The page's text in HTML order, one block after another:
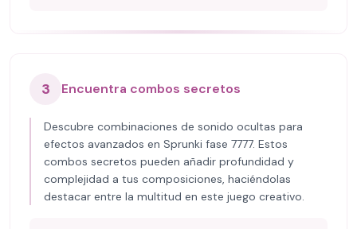
3 Encuentra combos secretos
Descubre combinaciones de sonido ocultas para
efectos avanzados en Sprunki fase 7777. Estos
combos secretos pueden añadir profundidad y
complejidad a tus composiciones, haciéndolas
destacar entre la multitud en este juego creativo.